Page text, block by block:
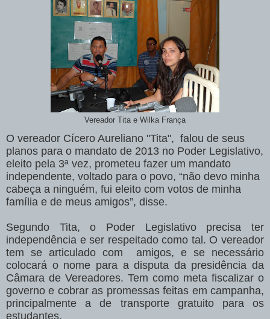
Vereador Tita e Wilka França
O vereador Cícero Aureliano "Tita", falou de seus
planos para o mandato de 2013 no Poder Legislativo,
eleito pela 3ª vez, prometeu fazer um mandato
independente, voltado para o povo, “não devo minha
cabeça a ninguém, fui eleito com votos de minha
família e de meus amigos”, disse.
Segundo Tita, o Poder Legislativo precisa ter
independência e ser respeitado como tal. O vereador
tem se articulado com amigos, e se necessário
colocará o nome para a disputa da presidência da
Câmara de Vereadores. Tem como meta fiscalizar o
governo e cobrar as promessas feitas em campanha,
principalmente a de transporte gratuito para os
estudantes.